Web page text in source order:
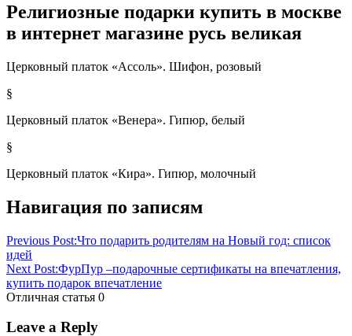
Религиозные подарки купить в москве
в интернет магазине русь великая
Церковный платок «Ассоль». Шифон, розовый
§
Церковный платок «Венера». Гипюр, белый
§
Церковный платок «Кира». Гипюр, молочный
в
интернет
православному
мужчине
Навигация по записям
Previous Post:Что подарить родителям на Новый год: список
идей
Next Post:ФурПур –подарочные сертификаты на впечатления,
купить подарок впечатление
Отличная статья 0
Leave a Reply